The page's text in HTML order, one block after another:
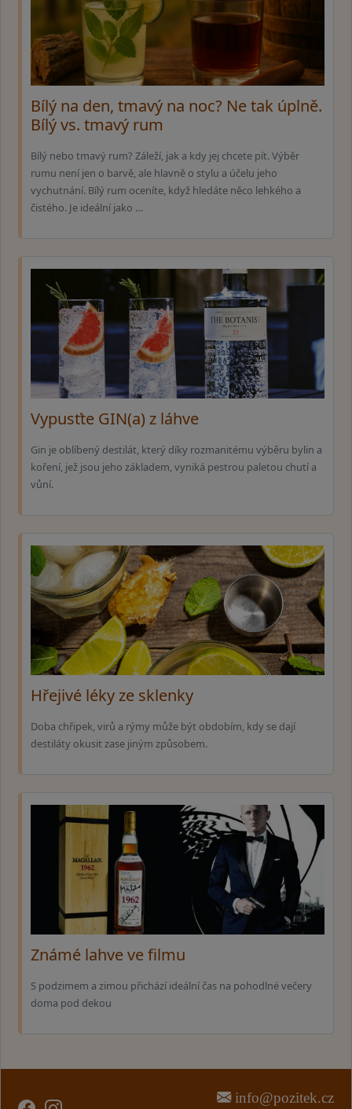
Bílý na den, tmavý na noc? Ne tak úplně.
Bílý vs. tmavý rum
Bílý nebo tmavý rum? Záleží, jak a kdy jej chcete pít. Výběr
rumu není jen o barvě, ale hlavně o stylu a účelu jeho
vychutnání. Bílý rum oceníte, když hledáte něco lehkého a
čistého. Je ideální jako …
Vypusťte GIN(a) z láhve
Gin je oblíbený destilát, který díky rozmanitému výběru bylin a
koření, jež jsou jeho základem, vyniká pestrou paletou chutí a
vůní.
Hřejivé léky ze sklenky
Doba chřipek, virů a rýmy může být obdobím, kdy se dají
destiláty okusit zase jiným způsobem.
Známé lahve ve filmu
S podzimem a zimou přichází ideální čas na pohodlné večery
doma pod dekou
info@pozitek.cz